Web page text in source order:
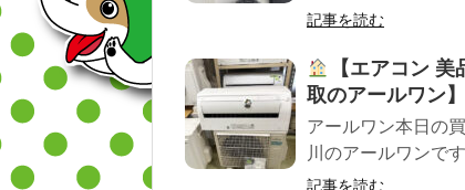
記事を読む
【エアコン
取のアールワン】
アールワン本日の
川のアールワンで
記事を読む